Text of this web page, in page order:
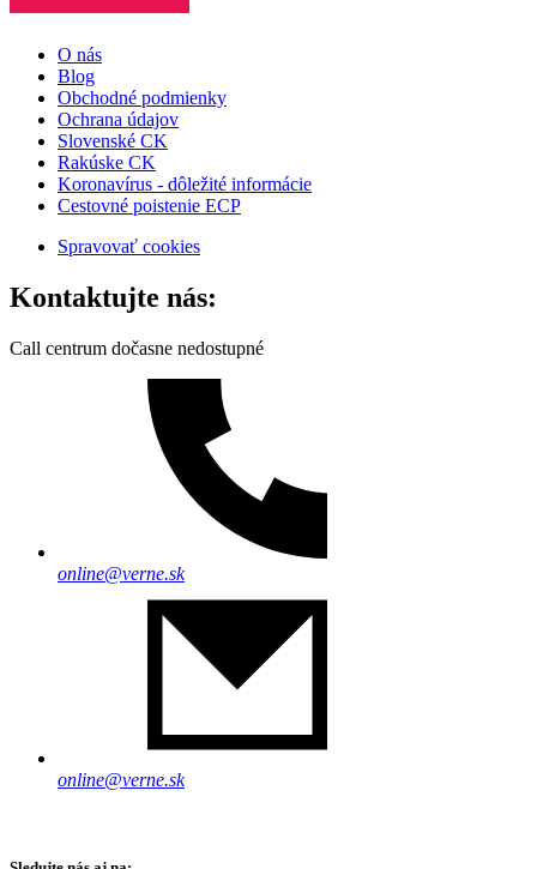
O nás
Blog
Obchodné podmienky
Ochrana údajov
Slovenské CK
Rakúske CK
Koronavírus - dôležité informácie
Cestovné poistenie ECP
Spravovať cookies
Kontaktujte nás:
Call centrum dočasne nedostupné
online@verne.sk
online@verne.sk